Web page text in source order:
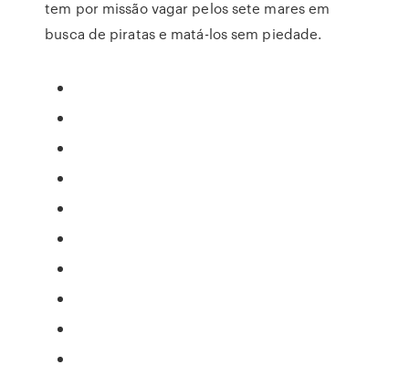
tem por missão vagar pelos sete mares em
busca de piratas e matá-los sem piedade.